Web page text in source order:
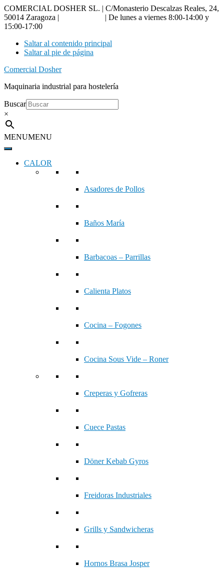
COMERCIAL DOSHER SL. | C/Monasterio Descalzas Reales, 24,
50014 Zaragoza |
| De lunes a viernes 8:00-14:00 y
15:00-17:00
Saltar al contenido principal
Saltar al pie de página
Comercial Dosher
Maquinaria industrial para hostelería
Buscar
×
MENUMENU
CALOR
Asadores de Pollos
Baños María
Barbacoas – Parrillas
Calienta Platos
Cocina – Fogones
Cocina Sous Vide – Roner
Creperas y Gofreras
Cuece Pastas
Döner Kebab Gyros
Freidoras Industriales
Grills y Sandwicheras
Hornos Brasa Josper